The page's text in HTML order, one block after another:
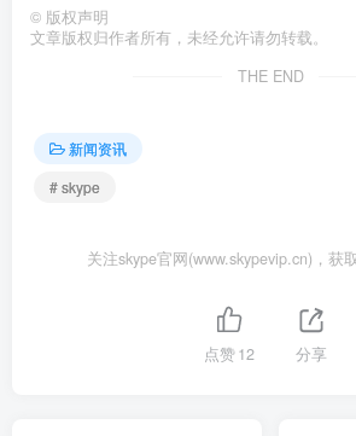
© 版权声明
文章版权归作者所有，未经允许请勿转载。
THE END
新闻资讯
# skype
关注skype官网(www.skypevip.cn)，获
点赞12 分享